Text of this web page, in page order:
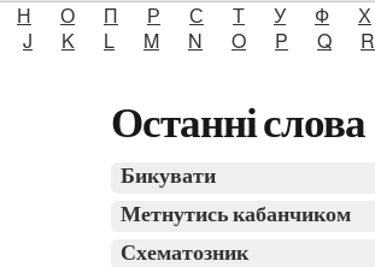
Н О П Р С Т У Ф Х
J K L M N O P Q R
Останні слова
Бикувати
Метнутись кабанчиком
Схематозник